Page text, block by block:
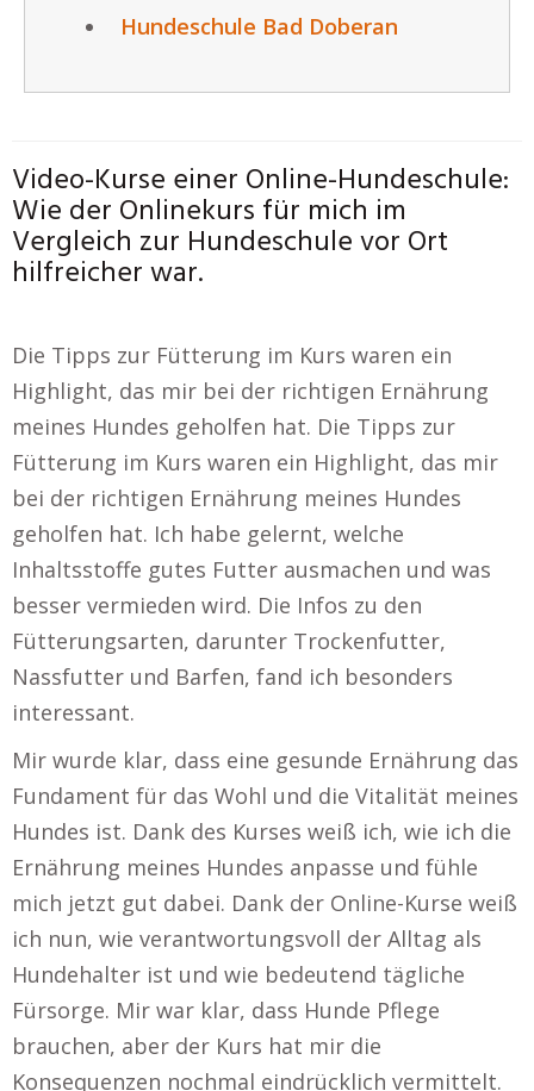
Hundeschule Bad Doberan
Video-Kurse einer Online-Hundeschule:
Wie der Onlinekurs für mich im
Vergleich zur Hundeschule vor Ort
hilfreicher war.
Die Tipps zur Fütterung im Kurs waren ein
Highlight, das mir bei der richtigen Ernährung
meines Hundes geholfen hat. Die Tipps zur
Fütterung im Kurs waren ein Highlight, das mir
bei der richtigen Ernährung meines Hundes
geholfen hat. Ich habe gelernt, welche
Inhaltsstoffe gutes Futter ausmachen und was
besser vermieden wird. Die Infos zu den
Fütterungsarten, darunter Trockenfutter,
Nassfutter und Barfen, fand ich besonders
interessant.
Mir wurde klar, dass eine gesunde Ernährung das
Fundament für das Wohl und die Vitalität meines
Hundes ist. Dank des Kurses weiß ich, wie ich die
Ernährung meines Hundes anpasse und fühle
mich jetzt gut dabei. Dank der Online-Kurse weiß
ich nun, wie verantwortungsvoll der Alltag als
Hundehalter ist und wie bedeutend tägliche
Fürsorge. Mir war klar, dass Hunde Pflege
brauchen, aber der Kurs hat mir die
Konsequenzen nochmal eindrücklich vermittelt.